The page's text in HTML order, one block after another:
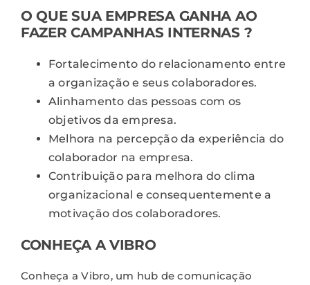
O QUE SUA EMPRESA GANHA AO
FAZER CAMPANHAS INTERNAS ?
Fortalecimento do relacionamento entre
a organização e seus colaboradores.
Alinhamento das pessoas com os
objetivos da empresa.
Melhora na percepção da experiência do
colaborador na empresa.
Contribuição para melhora do clima
organizacional e consequentemente a
motivação dos colaboradores.
CONHEÇA A VIBRO
Conheça aVibro, um hub de comunicação